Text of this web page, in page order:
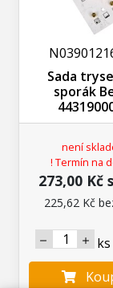
Sada
sporák
není
! Termín na
273,00 Kč
225,62 Kč
ks